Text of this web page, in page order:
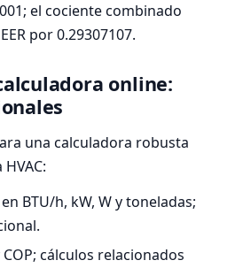
el cociente combinado
por 0.29307107.
online:
una calculadora robusta
BTU/h, kW, W y toneladas;
cálculos relacionados